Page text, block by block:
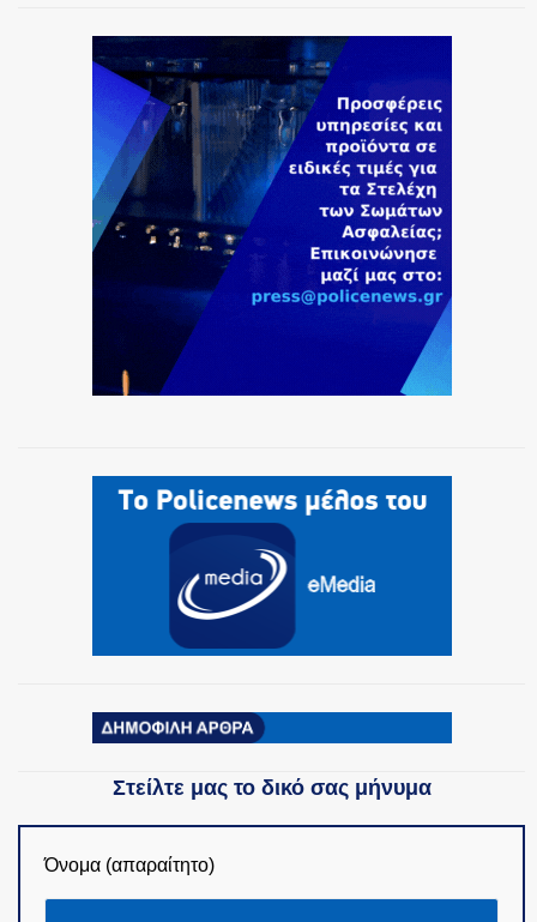
Στείλτε μας το δικό σας μήνυμα
Όνομα (απαραίτητο)